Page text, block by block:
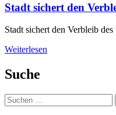
Stadt sichert den
Stadt sichert den Verbleib
Weiterlesen
Suche
Suchen
nach: